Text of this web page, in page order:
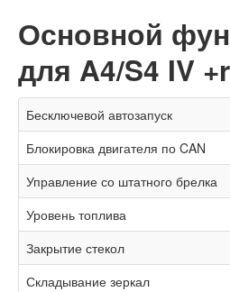
Основной
для A4/S4 IV
Бесключевой автозапуск
Блокировка двигателя по CAN
Управление со штатного брелка
Уровень топлива
Закрытие стекол
Складывание зеркал